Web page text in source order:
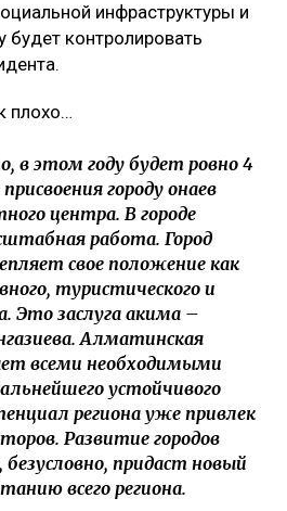
инфраструктуры и
будет контролировать
плохо…
в этом году будет ровно 4
городу Қонаев
центра. В городе
работа. Город
свое положение как
туристического и
Это заслуга акима –
Алматинская
всеми необходимыми
устойчивого
региона уже привлек
Развитие городов
безусловно, придаст новый
всего региона.